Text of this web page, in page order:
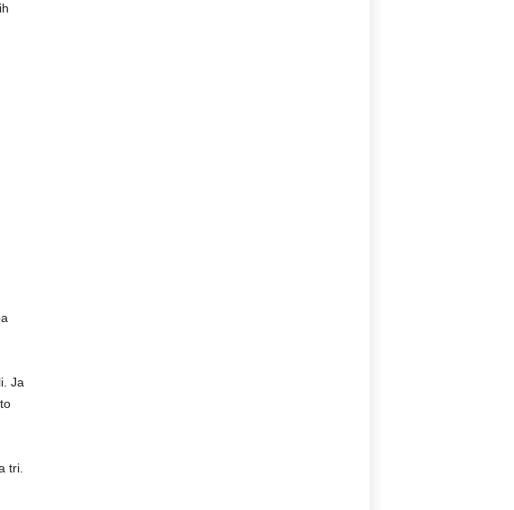
Ja
tri.